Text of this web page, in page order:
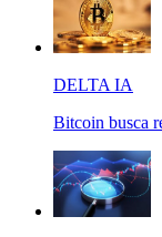
DELTA IA
Bitcoin busca